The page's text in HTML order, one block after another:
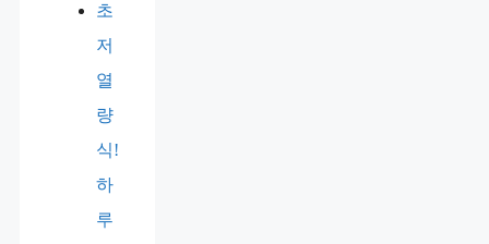
초
저
열
량
식!
하
루